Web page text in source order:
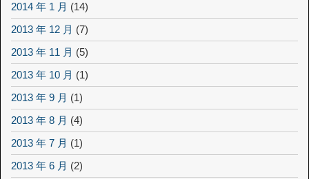
2014 年 1 月 (14)
2013 年 12 月 (7)
2013 年 11 月 (5)
2013 年 10 月 (1)
2013 年 9 月 (1)
2013 年 8 月 (4)
2013 年 7 月 (1)
2013 年 6 月 (2)